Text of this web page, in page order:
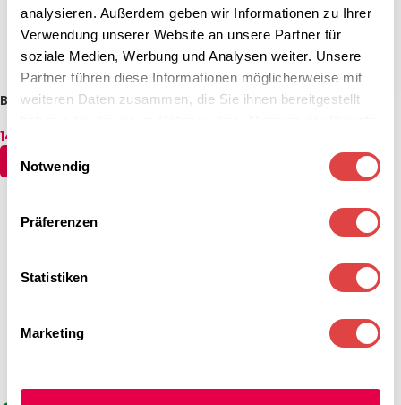
analysieren. Außerdem geben wir Informationen zu Ihrer
Verwendung unserer Website an unsere Partner für
soziale Medien, Werbung und Analysen weiter. Unsere
Partner führen diese Informationen möglicherweise mit
weiteren Daten zusammen, die Sie ihnen bereitgestellt
Einwilligungsauswahl
Notwendig
Präferenzen
Statistiken
Marketing
Banketttisch DORIS-T
142,74
AUSFÜHRUNG WÄHLEN
-13%
(inkl. MwSt.)
AUSFÜHRUNG WÄHLEN